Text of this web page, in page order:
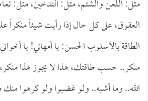
مثل: اللعن والشتم، مثل: التدخين، مثل:
العقوق، على كل حال إذا رأيت شيئاً
الطاقة بالأسلوب الحسن: يا أمهاتي! يا
منكر.. حسب طاقتك، هذا لا يجوز هذا منكر،
الله.. وما أشبه.. ولو غضبوا ولو كرهوا منك